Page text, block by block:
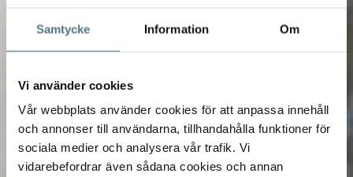
Samtycke Information Om
Vi använder cookies
Vår webbplats använder cookies för att anpassa innehåll
och annonser till användarna, tillhandahålla funktioner för
sociala medier och analysera vår trafik. Vi
vidarebefordrar även sådana cookies och annan